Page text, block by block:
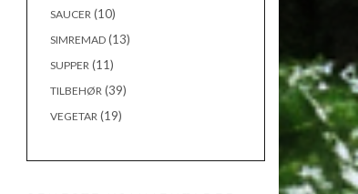
SAUCER (10)
SIMREMAD(13)
SUPPER (11)
TILBEHØR (39)
VEGETAR (19)